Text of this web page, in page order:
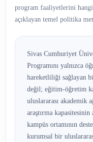
program faaliyetlerini hangi
açıklayan temel politika
Sivas Cumhuriyet
Programını yalnızca
hareketliliği sağlayan
değil; eğitim-öğretim
uluslararası akademik
araştırma
kampüs ortamının
kurumsal bir